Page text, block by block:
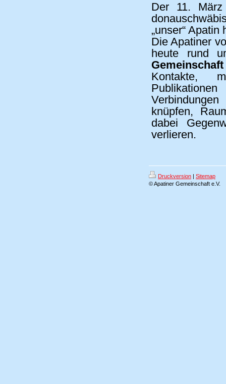
Der 11.
„unser“
Die Apatiner
heute rund
Kontakte,
knüpfen,
dabei
verlieren.
Druckversion | Sitemap
© Apatiner Gemeinschaft e.V.